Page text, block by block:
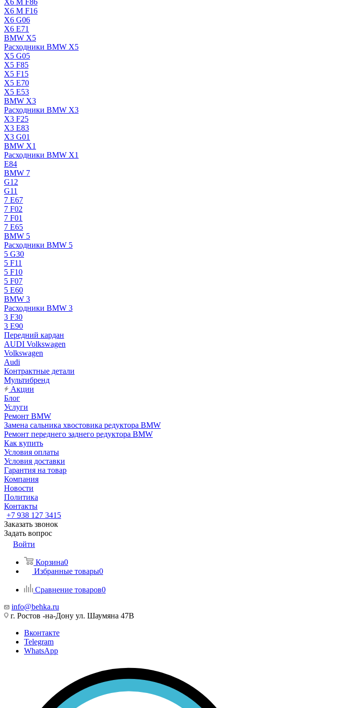
X6 M F86
X6 M F16
X6 G06
X6 E71
BMW X5
Расходники BMW X5
X5 G05
X5 F85
X5 F15
X5 E70
X5 E53
BMW X3
Расходники BMW X3
X3 F25
X3 E83
X3 G01
BMW X1
Расходники BMW X1
E84
BMW 7
G12
G11
7 Е67
7 F02
7 F01
7 E65
BMW 5
Расходники BMW 5
5 G30
5 F11
5 F10
5 F07
5 E60
BMW 3
Расходники BMW 3
3 F30
3 E90
Передний кардан
AUDI Volkswagen
Volkswagen
Audi
Контрактные детали
Мультибренд
Акции
Блог
Услуги
Ремонт BMW
Замена сальника хвостовика редуктора BMW
Ремонт переднего заднего редуктора BMW
Как купить
Условия оплаты
Условия доставки
Гарантия на товар
Компания
Новости
Политика
Контакты
+7 938 127 3415
Заказать звонок
Задать вопрос
Войти
Корзина0
Избранные товары0
Сравнение товаров0
info@behka.ru
г. Ростов -на-Дону ул. Шаумяна 47В
Вконтакте
Telegram
WhatsApp